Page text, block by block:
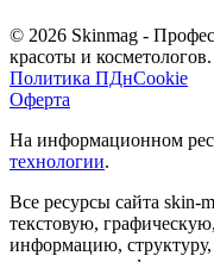
© 2026 Skinmag -
красоты и косметологов.
Политика ПДнCookie
Оферта
На информационном
технологии.
Все ресурсы сайта skin-
текстовую,
информацию,